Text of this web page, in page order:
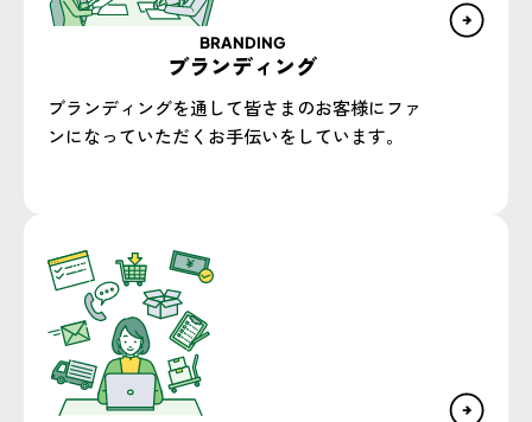
BRANDING
ブランディング
ブランディングを通して皆さまのお客様にファ
ンになっていただくお手伝いをしています。